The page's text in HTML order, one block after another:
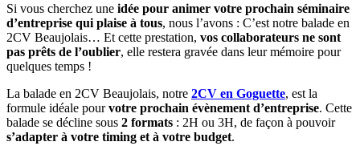
Si vous cherchez une idée pour animer votre prochain séminaire
d’entreprise qui plaise à tous, nous l’avons : C’est notre balade en
2CV Beaujolais… Et cette prestation, vos collaborateurs ne sont
pas prêts de l’oublier, elle restera gravée dans leur mémoire pour
quelques temps !
La balade en 2CV Beaujolais, notre 2CV en Goguette, est la
formule idéale pourvotre prochain évènement d’entreprise. Cette
balade se décline sous 2 formats : 2H ou 3H, de façon à pouvoir
s’adapter à votre timing et à votre budget.